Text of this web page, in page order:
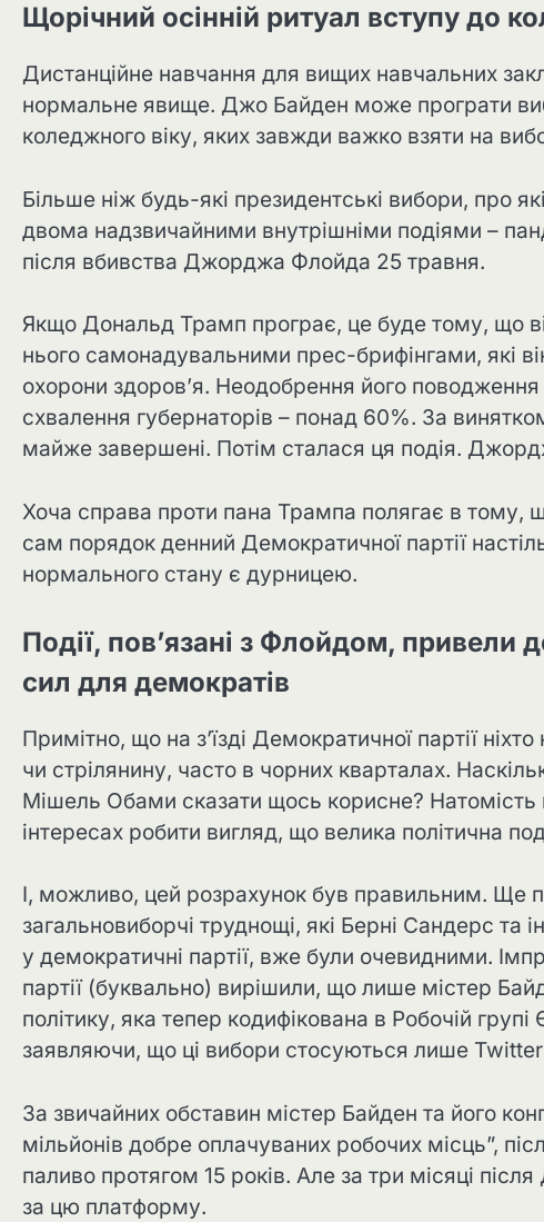
Щорічний осінній ритуал вступу до
Дистанційне навчання для вищих навчальних
нормальне явище. Джо Байден може програти
коледжного віку, яких завжди важко взяти на
Більше ніж будь-які президентські вибори, про
двома надзвичайними внутрішніми подіями –
після вбивства Джорджа Флойда 25 травня.
Якщо Дональд Трамп програє, це буде тому, що
нього самонадувальними прес-брифінгами, які
охорони здоров’я. Неодобрення його
схвалення губернаторів – понад 60%. За
майже завершені. Потім сталася ця подія.
Хоча справа проти пана Трампа полягає в тому,
сам порядок денний Демократичної партії
нормального стану є дурницею.
Події, пов’язані з Флойдом, привели
сил для демократів
Примітно, що на з’їзді Демократичної партії
чи стрілянину, часто в чорних кварталах.
Мішель Обами сказати щось корисне? Натомість
інтересах робити вигляд, що велика політична
І, можливо, цей розрахунок був правильним. Ще
загальновиборчі труднощі, які Берні Сандерс
у демократичні партії, вже були очевидними.
партії (буквально) вирішили, що лише містер
політику, яка тепер кодифікована в Робочій
заявляючи, що ці вибори стосуються лише
За звичайних обставин містер Байден та його
мільйонів добре оплачуваних робочих місць”,
паливо протягом 15 років. Але за три місяці
за цю платформу.